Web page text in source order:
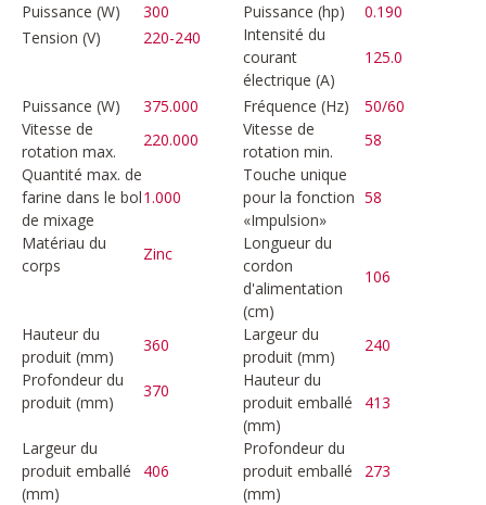
Puissance (W) 300 Puissance (hp)
0.190
Tension (V)
220-240
Intensité du
courant
électrique (A)
125.0
Puissance (W) 375.000 Fréquence (Hz)
50/60
Vitesse de
rotation max.
220.000
Vitesse de
rotation min.
58
Quantité max. de
farine dans le bol
de mixage
1.000
Touche unique
pour la fonction
«Impulsion»
58
Matériau du
corps
Zinc
Longueur du
cordon
d'alimentation
(cm)
106
Hauteur du
produit (mm)
360
Largeur du
produit (mm)
240
Profondeur du
produit (mm)
370
Hauteur du
produit emballé
(mm)
413
Largeur du
produit emballé
(mm)
406
Profondeur du
produit emballé
(mm)
273